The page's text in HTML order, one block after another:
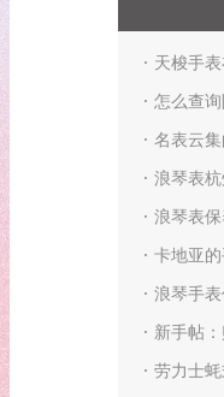
天梭手
怎么查
名表云集
级别
浪琴表
浪琴表
卡地亚
浪琴手
新手帖
劳力士